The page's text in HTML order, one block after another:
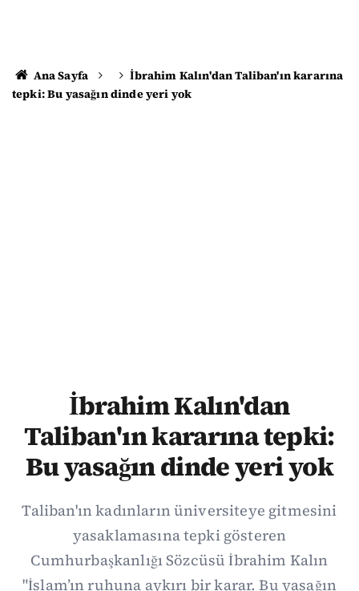
Ana Sayfa
İbrahim Kalın'dan Taliban'ın kararına
tepki: Bu yasağın dinde yeri yok
İbrahim Kalın'dan
Taliban'ın kararına tepki:
Bu yasağın dinde yeri yok
Taliban'ın kadınların üniversiteye gitmesini
yasaklamasına tepki gösteren
Cumhurbaşkanlığı Sözcüsü İbrahim Kalın
"İslam’ın ruhuna aykırı bir karar. Bu yasağın